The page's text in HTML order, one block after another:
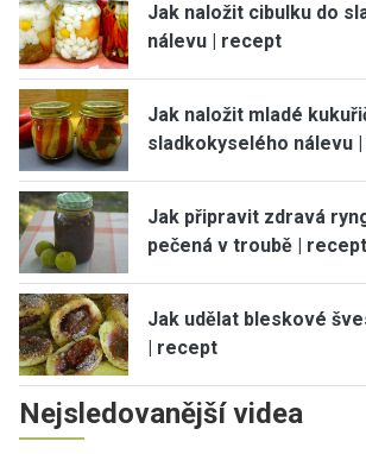
Jak naložit cibulku do
nálevu | recept
Jak naložit mladé
sladkokyselého nálevu
Jak připravit zdravá
pečená v troubě | recept
Jak udělat bleskové
| recept
Nejsledovanější videa